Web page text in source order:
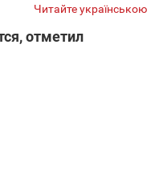
Читайте українською
отметил